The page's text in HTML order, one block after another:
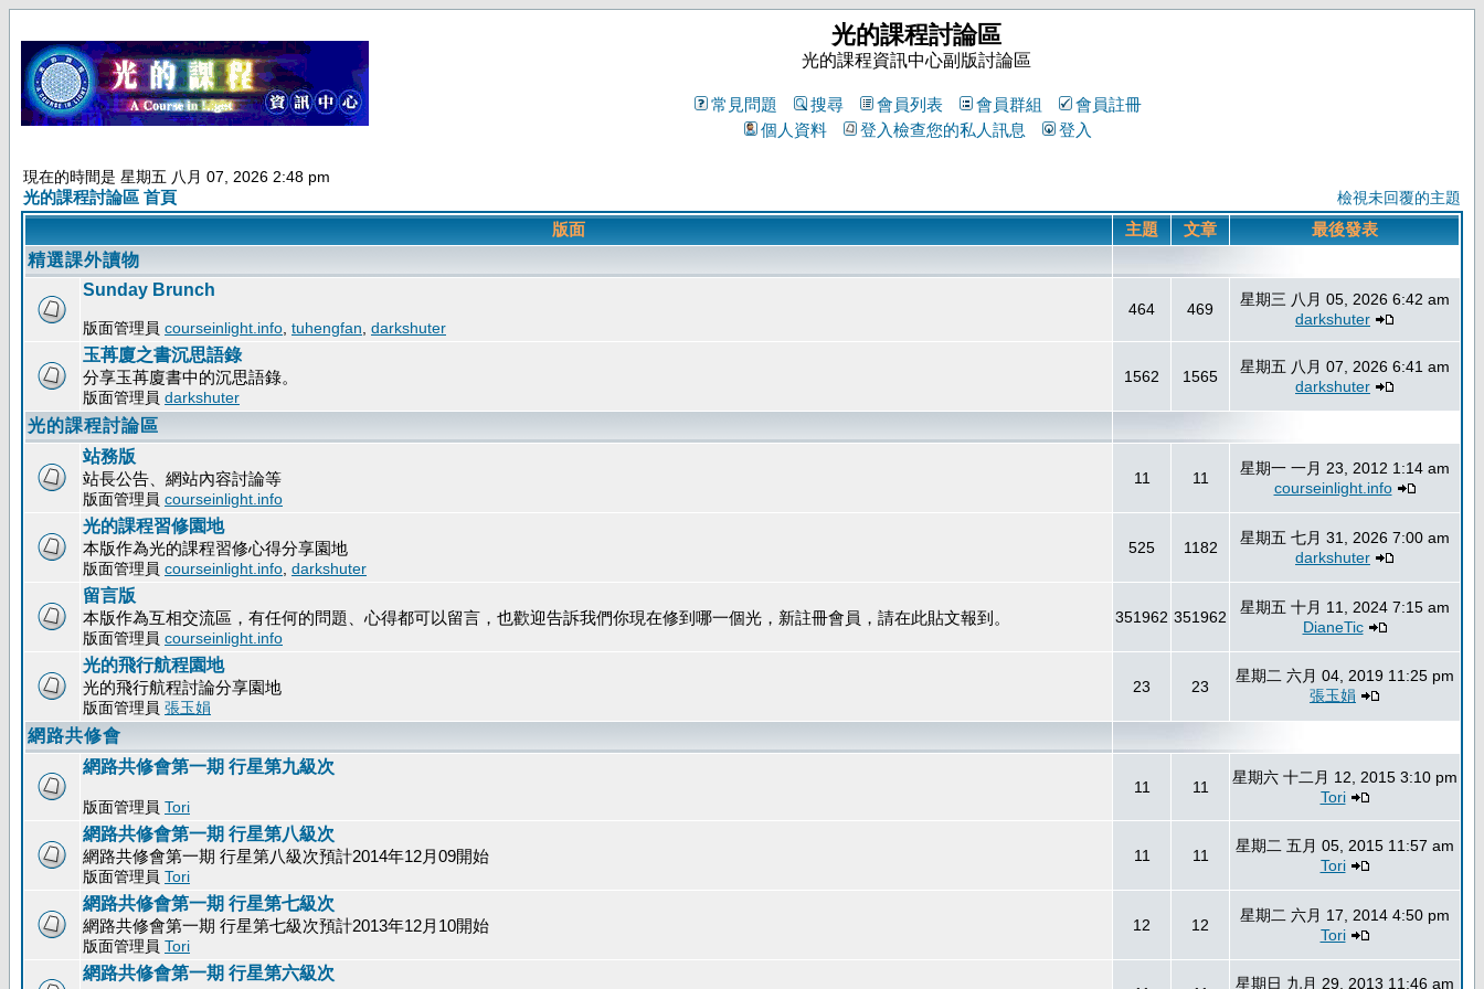
光的課程討論區
光的課程資訊中心副版討論區
常見問題 搜尋 會員列表 會員群組
會員註冊
個人資料
登入檢查您的私人訊息 登入
現在的時間是 星期五 八月 07, 2026 2:48 pm
光的課程討論區 首頁 檢視未回覆的主題
版面 主題 文章
最後發表
精選課外讀物
Sunday Brunch
版面管理員 courseinlight.info tuhengfan darkshuter
464 469
星期三 八月 05, 2026 6:42 am
darkshuter
玉苒廈之書沉思語錄
分享玉苒廈書中的沉思語錄。
版面管理員 darkshuter
1562 1565
星期五 八月 07, 2026 6:41 am
darkshuter
光的課程討論區
站務版
站長公告、網站內容討論等
版面管理員 courseinlight.info
11 11
星期一 一月 23, 2012 1:14 am
courseinlight.info
光的課程習修園地
本版作為光的課程習修心得分享園地
版面管理員 courseinlight.info darkshuter
525 1182
星期五 七月 31, 2026 7:00 am
darkshuter
留言版
本版作為互相交流區，有任何的問題、心得都可以留言，也歡迎告訴我們你現在修到哪一個光，新註冊會員，請在此貼文報到。
版面管理員 courseinlight.info
351962 351962
星期五 十月 11, 2024 7:15 am
DianeTic
光的飛行航程園地
光的飛行航程討論分享園地
版面管理員 張玉娟
23 23
星期二 六月 04, 2019 11:25 pm
張玉娟
網路共修會
網路共修會第一期 行星第九級次
版面管理員 Tori
11 11
星期六 十二月 12, 2015 3:10 pm
Tori
網路共修會第一期 行星第八級次
網路共修會第一期 行星第八級次預計2014年12月09開始
版面管理員 Tori
11 11
星期二 五月 05, 2015 11:57 am
Tori
網路共修會第一期 行星第七級次
網路共修會第一期 行星第七級次預計2013年12月10開始
版面管理員 Tori
12 12
星期二 六月 17, 2014 4:50 pm
Tori
網路共修會第一期 行星第六級次
星期日 九月 29, 2013 11:46 am